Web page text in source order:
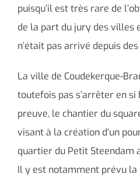
puisqu’il est très rare de
de la part du jury des villes
n’était pas arrivé depuis
La ville de Coudekerque-
toutefois pas s’arrêter en si
preuve, le chantier du
visant à la création d’un
quartier du Petit Steendam
Il y est notamment prévu la